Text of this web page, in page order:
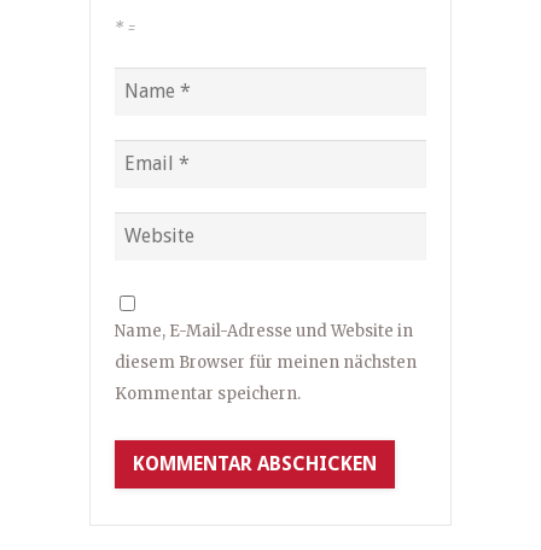
* =
Name, E-Mail-Adresse und Website in
diesem Browser für meinen nächsten
Kommentar speichern.